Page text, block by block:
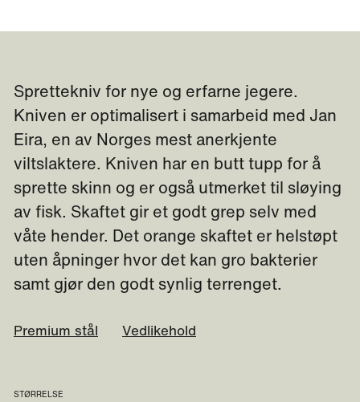
Sprettekniv for nye og erfarne jegere.
Kniven er optimalisert i samarbeid med Jan
Eira, en av Norges mest anerkjente
viltslaktere. Kniven har en butt tupp for å
sprette skinn og er også utmerket til sløying
av fisk. Skaftet gir et godt grep selv med
våte hender. Det orange skaftet er helstøpt
uten åpninger hvor det kan gro bakterier
samt gjør den godt synlig terrenget.
Premium stål Vedlikehold
STØRRELSE